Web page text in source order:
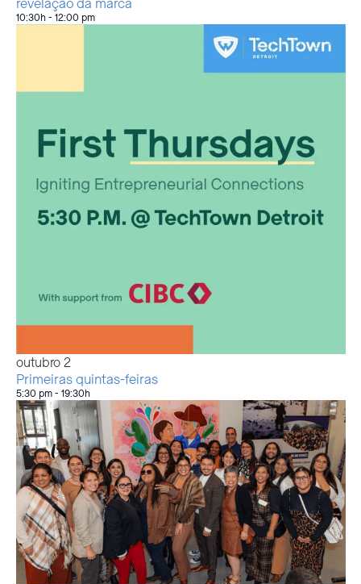
revelação da marca
10:30h- 12:00 pm
outubro 2
Primeiras quintas-feiras
5:30 pm- 19:30h